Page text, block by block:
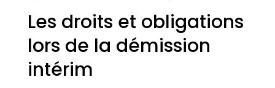
Les droits et obligations
lors de la démission
intérim